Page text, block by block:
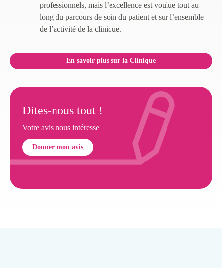
professionnels, mais l’excellence est voulue tout au
long du parcours de soin du patient et sur l’ensemble
de l’activité de la clinique.
En savoir plus sur la Clinique
Dites-nous tout !
Votre avis nous intéresse
Donner mon avis